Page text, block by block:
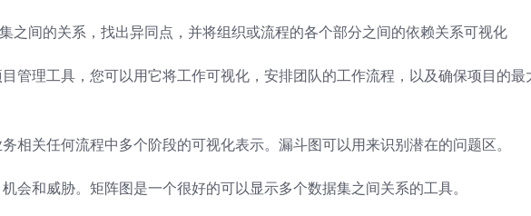
之间的关系，找出异同点，并将组织或流程的各个部分之间的依赖关系可视化
管理工具，您可以用它将工作可视化，安排团队的工作流程，以及确保项目的最
相关任何流程中多个阶段的可视化表示。漏斗图可以用来识别潜在的问题区。
会和威胁。矩阵图是一个很好的可以显示多个数据集之间关系的工具。